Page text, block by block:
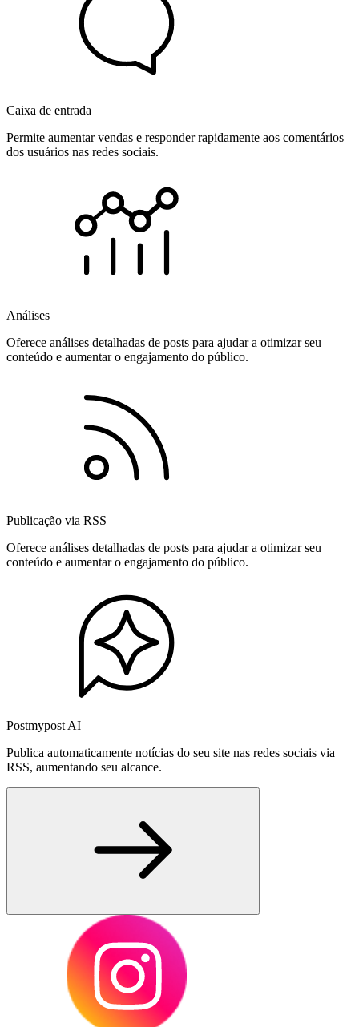
Caixa de entrada
Permite aumentar vendas e responder rapidamente aos comentários
dos usuários nas redes sociais.
Análises
Oferece análises detalhadas de posts para ajudar a otimizar seu
conteúdo e aumentar o engajamento do público.
Publicação via RSS
Oferece análises detalhadas de posts para ajudar a otimizar seu
conteúdo e aumentar o engajamento do público.
Postmypost AI
Publica automaticamente notícias do seu site nas redes sociais via
RSS, aumentando seu alcance.